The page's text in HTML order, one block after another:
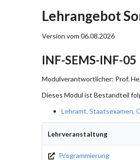
Lehrangebot
Version vom 06.08.2026
INF-SEMS-INF-
Modulverantwortlicher: Prof.
Dieses Modul ist Bestandteil
Lehramt, Staatsexamen,
Lehrveranstaltung
Programmierung